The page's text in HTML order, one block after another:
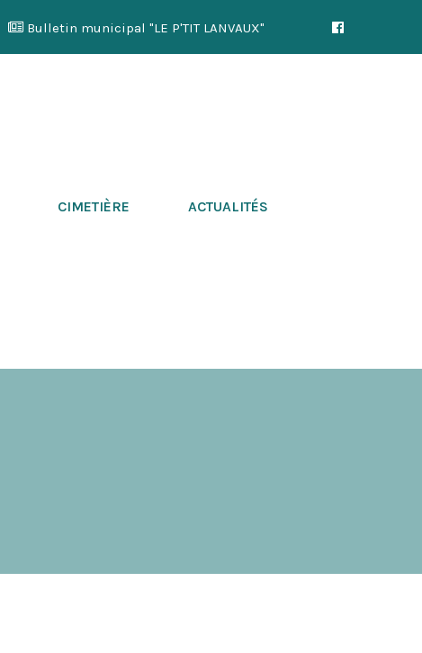
Bulletin municipal "LE P'TIT LANVAUX"
CIMETIÈRE ACTUALITÉS